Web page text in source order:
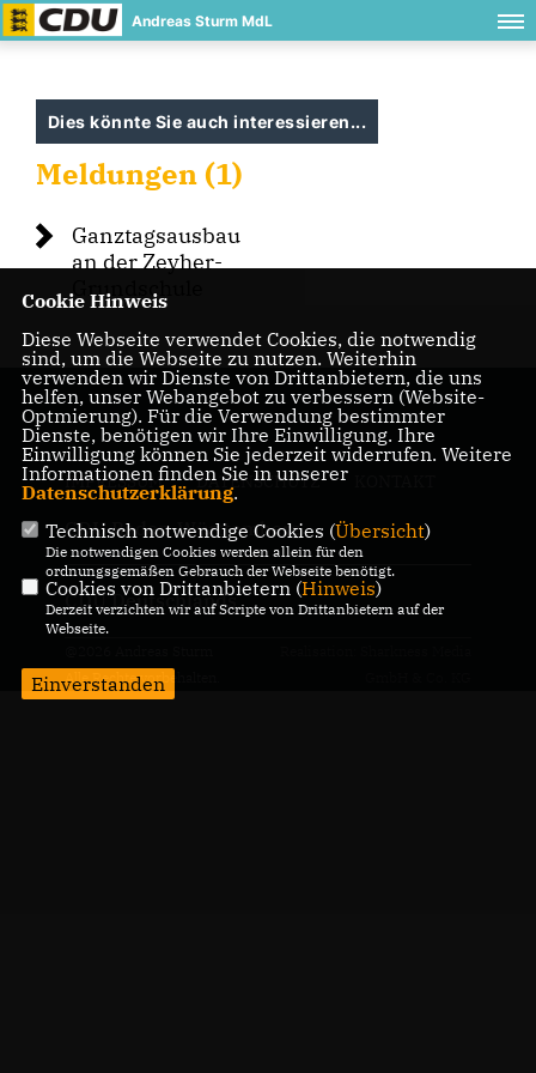
Andreas Sturm MdL
Dies könnte Sie auch interessieren...
Meldungen (1)
Ganztagsausbau
an der Zeyher-
Grundschule
IMPRESSUM DATENSCHUTZ
CDU Baden-Württemberg
CDU Deutschlands
Alle Rechte vorbehalten.
Cookie Hinweis
Diese Webseite verwendet Cookies, die notwendig
sind, um die Webseite zu nutzen. Weiterhin
verwenden wir Dienste von Drittanbietern, die uns
helfen, unser Webangebot zu verbessern (Website-
Optmierung). Für die Verwendung bestimmter
Dienste, benötigen wir Ihre Einwilligung. Ihre
Einwilligung können Sie jederzeit widerrufen. Weitere
Informationen finden Sie in unserer
Datenschutzerklärung.
Technisch notwendige Cookies (Übersicht)
Die notwendigen Cookies werden allein für den
ordnungsgemäßen Gebrauch der Webseite benötigt.
Cookies von Drittanbietern (Hinweis)
Derzeit verzichten wir auf Scripte von Drittanbietern auf der
Webseite.
Einverstanden